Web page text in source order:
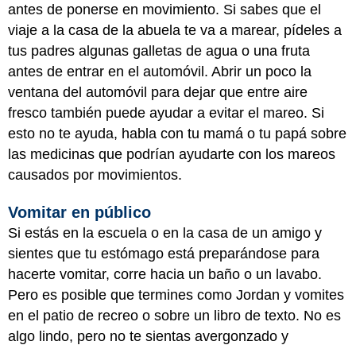
antes de ponerse en movimiento. Si sabes que el
viaje a la casa de la abuela te va a marear, pídeles a
tus padres algunas galletas de agua o una fruta
antes de entrar en el automóvil. Abrir un poco la
ventana del automóvil para dejar que entre aire
fresco también puede ayudar a evitar el mareo. Si
esto no te ayuda, habla con tu mamá o tu papá sobre
las medicinas que podrían ayudarte con los mareos
causados por movimientos.
Vomitar en público
Si estás en la escuela o en la casa de un amigo y
sientes que tu estómago está preparándose para
hacerte vomitar, corre hacia un baño o un lavabo.
Pero es posible que termines como Jordan y vomites
en el patio de recreo o sobre un libro de texto. No es
algo lindo, pero no te sientas avergonzado y